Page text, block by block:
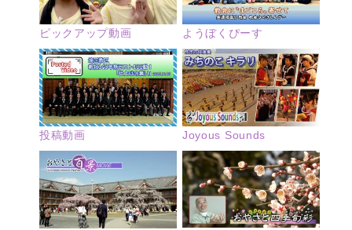
ピックアップ動画 ようぼくぴーす
投稿動画 Joyous Sounds